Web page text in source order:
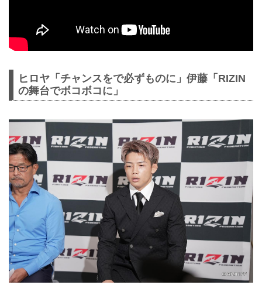
ヒロヤ「チャンスをで必ずものに」伊藤「RIZIN
の舞台でボコボコに」